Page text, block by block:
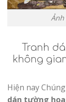
Tranh
không
Hiện nay
dán tường